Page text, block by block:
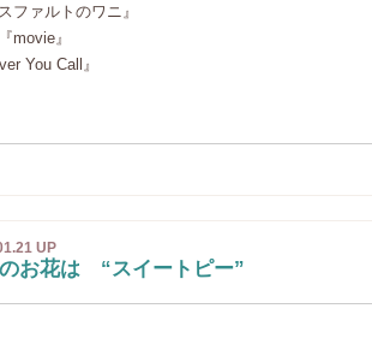
ァルトのワニ』
』
You Call』
UP
お花は “スイートピー”